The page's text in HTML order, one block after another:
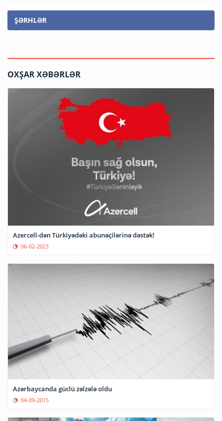
ŞƏRHLƏR
OXŞAR XƏBƏRLƏR
Azercell-dən Türkiyədəki abunəçilərinə dəstək!
06-02-2023
Azərbaycanda güclü zəlzələ oldu
04-09-2015